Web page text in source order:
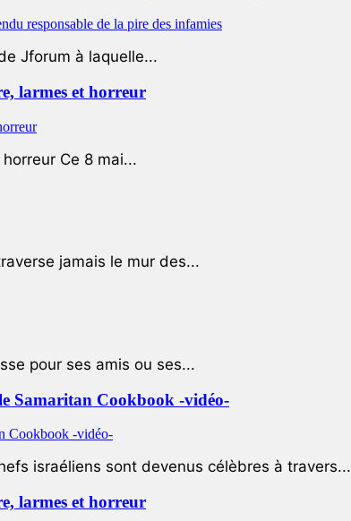
Jforum à laquelle...
larmes et horreur
Ce 8 mai...
jamais le mur des...
pour ses amis ou ses...
Samaritan Cookbook -vidéo-
israéliens sont devenus célèbres à travers...
larmes et horreur